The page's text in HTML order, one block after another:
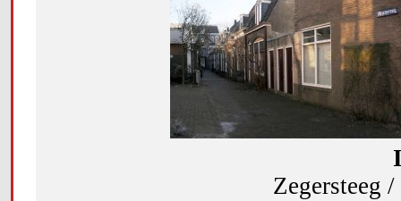
Zegersteeg